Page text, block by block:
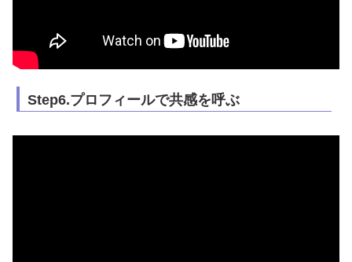
Step6.プロフィールで共感を呼ぶ